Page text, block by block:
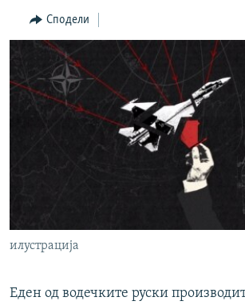
РСЕ веб страници
Сподели
илустрација
Еден од водечките руски